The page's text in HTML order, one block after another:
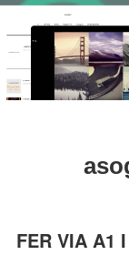
FER VIA A1